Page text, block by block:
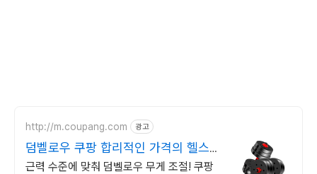
http://m.coupang.com 광고
덤벨로우 쿠팡 합리적인 가격의 헬스
필수템
근력 수준에 맞춰 덤벨로우 무게 조절! 쿠팡